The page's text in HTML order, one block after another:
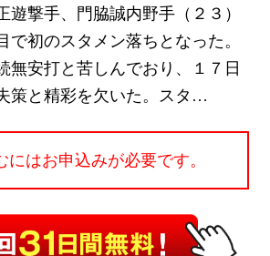
遊撃手、門脇誠内野手（２３）
で初のスタメン落ちとなった。
無安打と苦しんでおり、１７日
策と精彩を欠いた。スタ…
にはお申込みが必要です。